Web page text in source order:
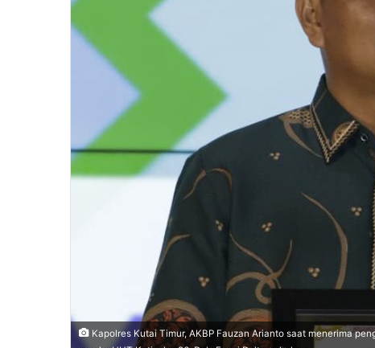
i
Kapolres Kutai Timur, AKBP Fauzan Arianto saat menerima